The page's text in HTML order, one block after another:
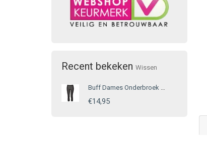
Recent bekeken Wissen
Buff Dames Onderbroek Grijs
€14,95